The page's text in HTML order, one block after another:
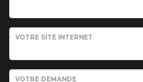
VOTRE SITE INTERNET
VOTRE DEMANDE